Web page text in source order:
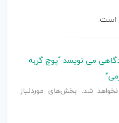
است.
می نویسد “پوچ گربه
شد. بخش‌های موردنیاز